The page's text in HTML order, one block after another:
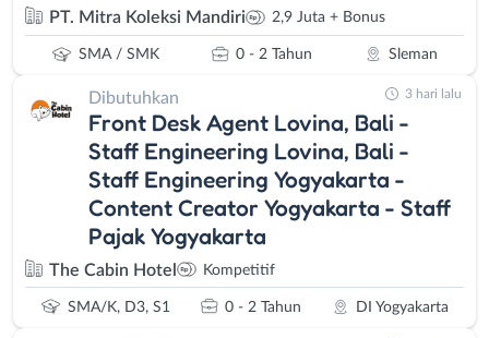
PT. Mitra Koleksi Mandiri 2,9 Juta + Bonus
SMA / SMK 0 - 2 Tahun Sleman
Dibutuhkan
Front Desk Agent Lovina, Bali -
Staff Engineering Lovina, Bali -
Staff Engineering Yogyakarta -
Content Creator Yogyakarta - Staff
Pajak Yogyakarta
The Cabin Hotel Kompetitif
SMA/K, D3, S1 0 - 2 Tahun DI Yogyakarta
3 hari lalu